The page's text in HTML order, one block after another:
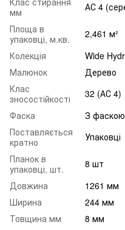
мм
АС 4
Площа в
упаковці, м.кв.
2,461 м²
Колекція
Wide
Малюнок
Дерево
Клас
зносостійкості
32 (АС 4)
Фаска
З фаскою
Поставляється
кратно
Упаковці
Планок в
упаковці, шт.
8 шт
Довжина
1261 мм
Ширина
244 мм
Товщина мм
8 мм